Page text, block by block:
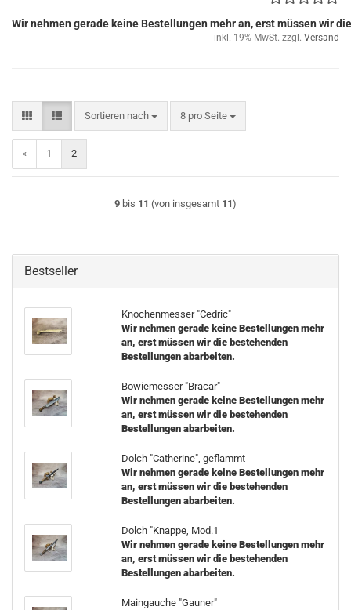
Wir nehmen gerade keine Bestellungen mehr an, erst müssen wir
inkl. 19% MwSt. zzgl. Versand
Sortieren nach
Sortieren nach 8 pro Seite
pro Seite
« 1 2
9 bis 11 (von insgesamt 11)
Bestseller
Knochenmesser "Cedric"
Wir nehmen gerade keine Bestellungen mehr
an, erst müssen wir die bestehenden
Bestellungen abarbeiten.
Bowiemesser "Bracar"
Wir nehmen gerade keine Bestellungen mehr
an, erst müssen wir die bestehenden
Bestellungen abarbeiten.
Dolch "Catherine", geflammt
Wir nehmen gerade keine Bestellungen mehr
an, erst müssen wir die bestehenden
Bestellungen abarbeiten.
Dolch "Knappe, Mod.1
Wir nehmen gerade keine Bestellungen mehr
an, erst müssen wir die bestehenden
Bestellungen abarbeiten.
Maingauche "Gauner"